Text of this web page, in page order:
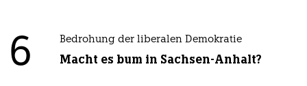
6 Bedrohung der liberalen Demokratie
Macht es bum in Sachsen-Anhalt?